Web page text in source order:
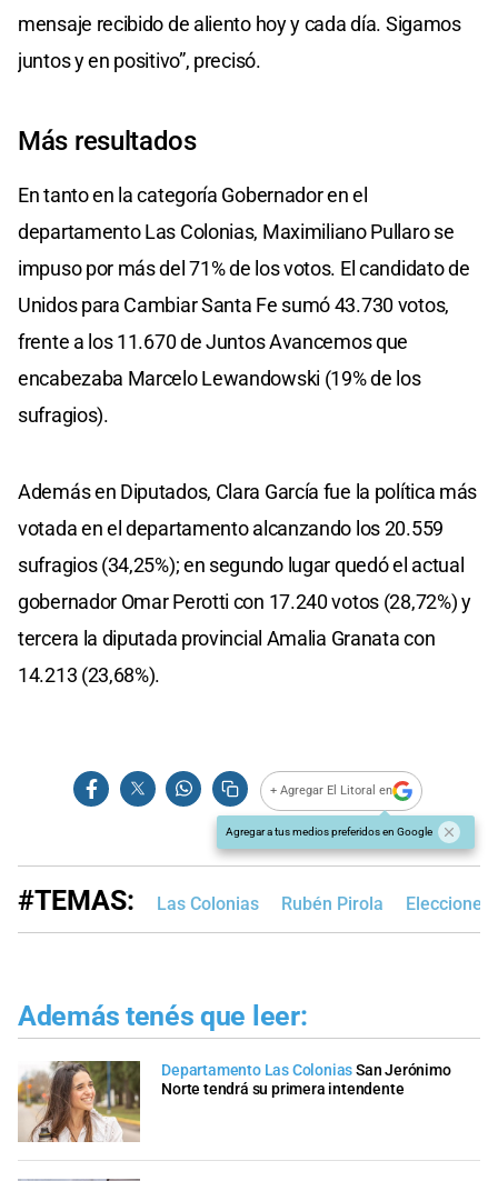
mensaje recibido de aliento hoy y cada día. Sigamos
juntos y en positivo”, precisó.
Más resultados
En tanto en la categoría Gobernador en el
departamento Las Colonias, Maximiliano Pullaro se
impuso por más del 71% de los votos. El candidato de
Unidos para Cambiar Santa Fe sumó 43.730 votos,
frente a los 11.670 de Juntos Avancemos que
encabezaba Marcelo Lewandowski (19% de los
sufragios).
Además en Diputados, Clara García fue la política más
votada en el departamento alcanzando los 20.559
sufragios (34,25%); en segundo lugar quedó el actual
gobernador Omar Perotti con 17.240 votos (28,72%) y
tercera la diputada provincial Amalia Granata con
14.213 (23,68%).
+ Agregar El Litoral en
Agregar a tus medios preferidos en Google
#TEMAS: Las Colonias Rubén Pirola Elecciones
Además tenés que leer:
Departamento Las ColoniasSan Jerónimo
Norte tendrá su primera intendente